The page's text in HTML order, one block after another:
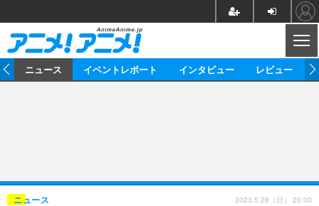
ニュース イベントレポート インタビュー レビュー
ニュース 2023.5.28（日） 20:00